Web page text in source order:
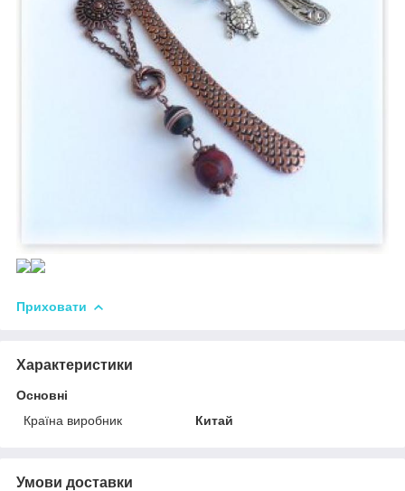
Приховати
Характеристики
Основні
Країна виробник
Китай
Умови доставки